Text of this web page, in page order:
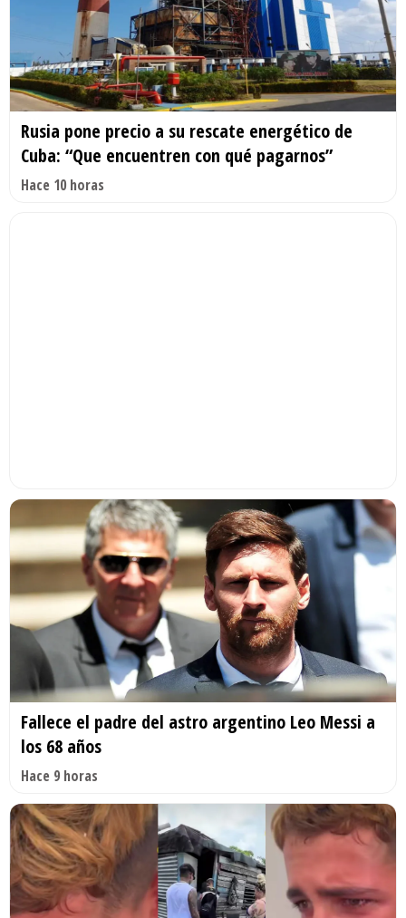
Rusia pone precio a su rescate energético de
Cuba: “Que encuentren con qué pagarnos”
Hace 10 horas
Fallece el padre del astro argentino Leo Messi a
los 68 años
Hace 9 horas